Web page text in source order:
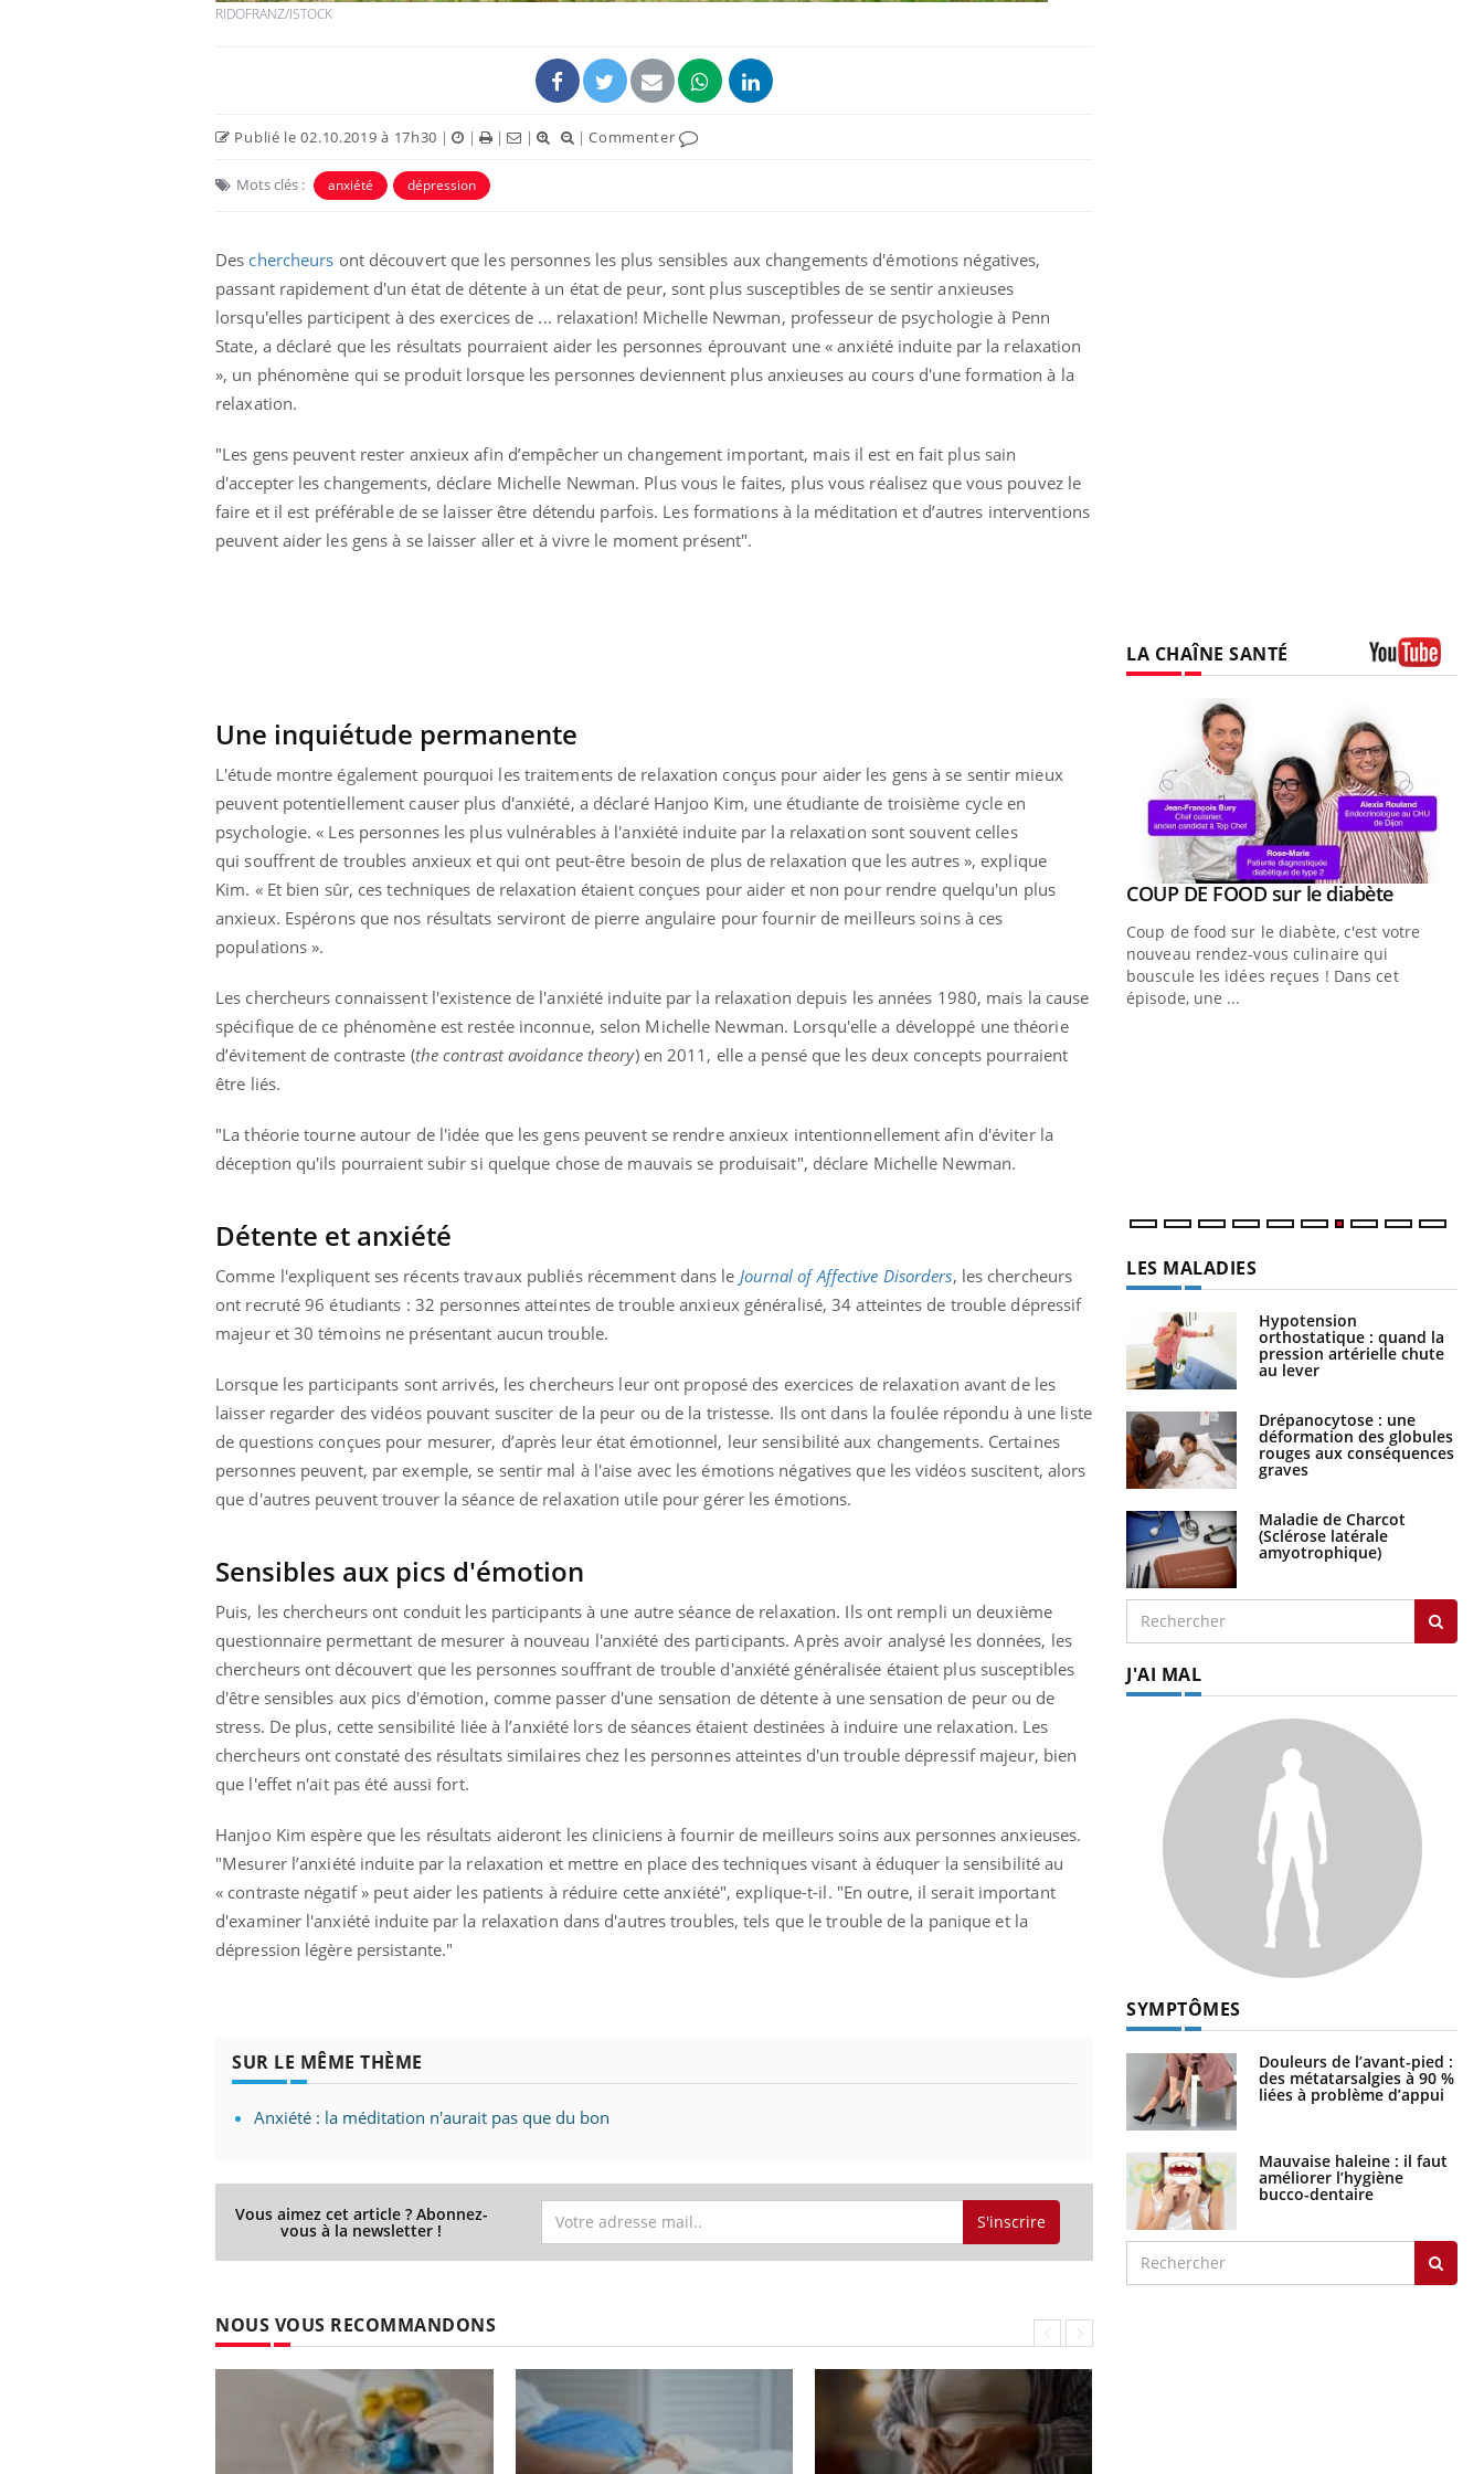
RIDOFRANZ/ISTOCK
Publié le 02.10.2019 à 17h30 | | | | |Commenter
Mots clés : anxiété dépression
Des chercheurs ont découvert que les personnes les plus sensibles aux changements d'émotions négatives,
passant rapidement d'un état de détente à un état de peur, sont plus susceptibles de se sentir anxieuses
lorsqu'elles participent à des exercices de ... relaxation! Michelle Newman, professeur de psychologie à Penn
State, a déclaré que les résultats pourraient aider les personnes éprouvant une « anxiété induite par la relaxation
», un phénomène qui se produit lorsque les personnes deviennent plus anxieuses au cours d'une formation à la
relaxation.
"Les gens peuvent rester anxieux afin d’empêcher un changement important, mais il est en fait plus sain
d'accepter les changements, déclare Michelle Newman. Plus vous le faites, plus vous réalisez que vous pouvez le
faire et il est préférable de se laisser être détendu parfois. Les formations à la méditation et d’autres interventions
peuvent aider les gens à se laisser aller et à vivre le moment présent".
Une inquiétude permanente
L'étude montre également pourquoi les traitements de relaxation conçus pour aider les gens à se sentir mieux
peuvent potentiellement causer plus d'anxiété, a déclaré Hanjoo Kim, une étudiante de troisième cycle en
psychologie. « Les personnes les plus vulnérables à l'anxiété induite par la relaxation sont souvent celles
qui souffrent de troubles anxieux et qui ont peut-être besoin de plus de relaxation que les autres », explique
Kim. « Et bien sûr, ces techniques de relaxation étaient conçues pour aider et non pour rendre quelqu'un plus
anxieux. Espérons que nos résultats serviront de pierre angulaire pour fournir de meilleurs soins à ces
populations ».
Les chercheurs connaissent l'existence de l'anxiété induite par la relaxation depuis les années 1980, mais la cause
spécifique de ce phénomène est restée inconnue, selon Michelle Newman. Lorsqu'elle a développé une théorie
d’évitement de contraste (the contrast avoidance theory) en 2011, elle a pensé que les deux concepts pourraient
être liés.
"La théorie tourne autour de l'idée que les gens peuvent se rendre anxieux intentionnellement afin d'éviter la
déception qu'ils pourraient subir si quelque chose de mauvais se produisait", déclare Michelle Newman.
Détente et anxiété
Comme l'expliquent ses récents travaux publiés récemment dans le Journal of Affective Disorders, les chercheurs
ont recruté 96 étudiants : 32 personnes atteintes de trouble anxieux généralisé, 34 atteintes de trouble dépressif
majeur et 30 témoins ne présentant aucun trouble.
Lorsque les participants sont arrivés, les chercheurs leur ont proposé des exercices de relaxation avant de les
laisser regarder des vidéos pouvant susciter de la peur ou de la tristesse. Ils ont dans la foulée répondu à une liste
de questions conçues pour mesurer, d’après leur état émotionnel, leur sensibilité aux changements. Certaines
personnes peuvent, par exemple, se sentir mal à l'aise avec les émotions négatives que les vidéos suscitent, alors
que d'autres peuvent trouver la séance de relaxation utile pour gérer les émotions.
Sensibles aux pics d'émotion
Puis, les chercheurs ont conduit les participants à une autre séance de relaxation. Ils ont rempli un deuxième
questionnaire permettant de mesurer à nouveau l'anxiété des participants. Après avoir analysé les données, les
chercheurs ont découvert que les personnes souffrant de trouble d'anxiété généralisée étaient plus susceptibles
d'être sensibles aux pics d'émotion, comme passer d'une sensation de détente à une sensation de peur ou de
stress. De plus, cette sensibilité liée à l’anxiété lors de séances étaient destinées à induire une relaxation. Les
chercheurs ont constaté des résultats similaires chez les personnes atteintes d'un trouble dépressif majeur, bien
que l'effet n'ait pas été aussi fort.
Hanjoo Kim espère que les résultats aideront les cliniciens à fournir de meilleurs soins aux personnes anxieuses.
"Mesurer l’anxiété induite par la relaxation et mettre en place des techniques visant à éduquer la sensibilité au
« contraste négatif » peut aider les patients à réduire cette anxiété", explique-t-il. "En outre, il serait important
d'examiner l'anxiété induite par la relaxation dans d'autres troubles, tels que le trouble de la panique et la
dépression légère persistante."
SUR LE MÊME THÈME
Anxiété : la méditation n'aurait pas que du bon
Vous aimez cet article ? Abonnez-
vous à la newsletter ! S'inscrire
NOUS VOUS RECOMMANDONS
LA CHAÎNE SANTÉ
Eczéma Chronique des Mains : se
préparer pour l’été !Youtube
L'été arrive… et avec lui, un tout nouveau
soleil, activités en plein air… Nos mains
Youtube
Diabète & Ramadan 2026Youtube
Le Ramadan approche, et, pour de
défis, mais ...
Youtube
Un « jumeau numérique » pour
faciliter l’accès à la médecine
mutualiste innove en matière de bilan de
santé : l'utilisation d'un « jumeau
numérique » permet ...
Youtube
COUP DE FOOD sur le diabèteYoutube
Coup de food sur le diabète, c'est votre
nouveau rendez-vous culinaire qui
bouscule les idées reçues ! Dans cet
épisode, une ...
LES MALADIES
Hypotension
orthostatique : quand la
pression artérielle chute
au lever
Drépanocytose : une
déformation des globules
rouges aux conséquences
graves
Maladie de Charcot
(Sclérose latérale
amyotrophique)
J'AI MAL
SYMPTÔMES
Douleurs de l’avant-pied :
des métatarsalgies à 90 %
liées à problème d’appui
Mauvaise haleine : il faut
améliorer l’hygiène
bucco-dentaire